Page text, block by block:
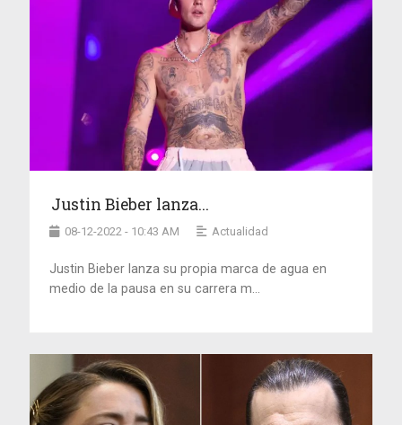
Justin Bieber lanza...
08-12-2022 - 10:43 AM Actualidad
Justin Bieber lanza su propia marca de agua en
medio de la pausa en su carrera m...